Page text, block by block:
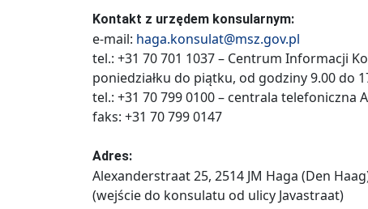
Kontakt z urzędem konsularnym:
e-mail: haga.konsulat@msz.gov.pl
tel.: +31 70 701 1037 – Centrum Informacji
poniedziałku do piątku, od godziny 9.00 do
tel.: +31 70 799 0100 – centrala telefoniczna
faks: +31 70 799 0147
Adres:
Alexanderstraat 25, 2514 JM Haga (Den
(wejście do konsulatu od ulicy Javastraat)